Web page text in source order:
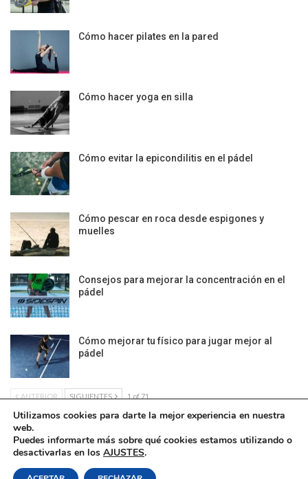
Cómo hacer pilates en la pared
Cómo hacer yoga en silla
Cómo evitar la epicondilitis en el pádel
Cómo pescar en roca desde espigones y
muelles
Consejos para mejorar la concentración en el
pádel
Cómo mejorar tu físico para jugar mejor al
pádel
ANTERIOR SIGUIENTES 1 of 71
Utilizamos cookies para darte la mejor experiencia en nuestra
web.
Puedes informarte más sobre qué cookies estamos utilizando o
desactivarlas en los AJUSTES.